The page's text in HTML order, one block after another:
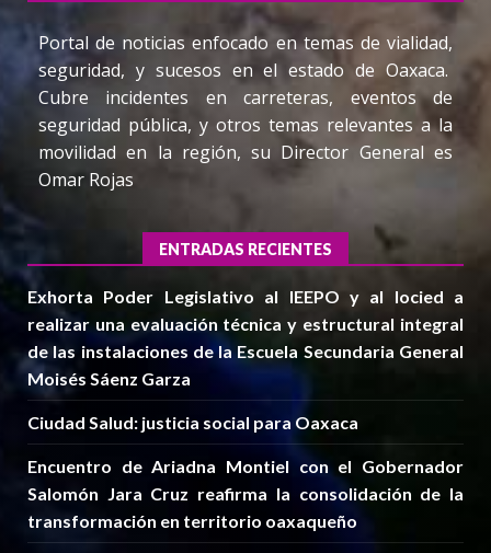
Portal de noticias enfocado en temas de vialidad,
seguridad, y sucesos en el estado de Oaxaca.
Cubre incidentes en carreteras, eventos de
seguridad pública, y otros temas relevantes a la
movilidad en la región, su Director General es
Omar Rojas
ENTRADAS RECIENTES
Exhorta Poder Legislativo al IEEPO y al Iocied a
realizar una evaluación técnica y estructural integral
de las instalaciones de la Escuela Secundaria General
Moisés Sáenz Garza
Ciudad Salud: justicia social para Oaxaca
Encuentro de Ariadna Montiel con el Gobernador
Salomón Jara Cruz reafirma la consolidación de la
transformación en territorio oaxaqueño